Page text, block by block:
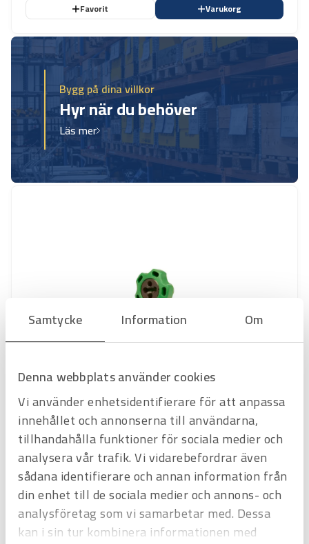
Samtycke Information Om
Denna webbplats använder cookies
Vi använder enhetsidentifierare för att anpassa
innehållet och annonserna till användarna,
tillhandahålla funktioner för sociala medier och
analysera vår trafik. Vi vidarebefordrar även
sådana identifierare och annan information från
din enhet till de sociala medier och annons- och
analysföretag som vi samarbetar med. Dessa
kan i sin tur kombinera informationen med
Favorit Varukorg
Bygg på dina villkor
Hyr när du behöver
Läs mer
Art.nr1316002
Avfasningsverktyg M8
för gängstång
Offertpris
Favorit Varukorg